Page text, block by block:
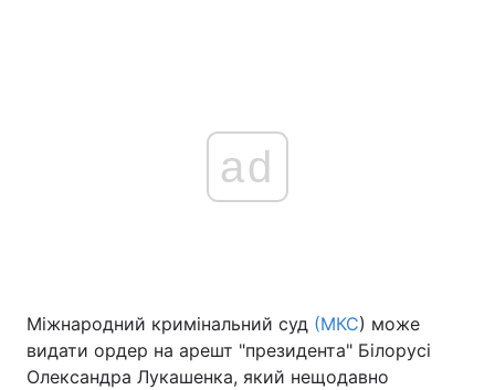
ad
Міжнародний кримінальний суд (МКС) може
видати ордер на арешт "президента" Білорусі
Олександра Лукашенка, який нещодавно